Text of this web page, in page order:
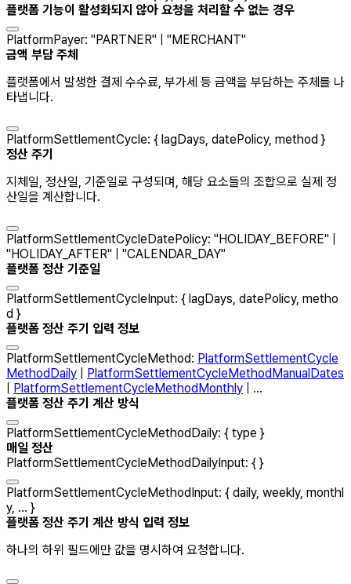
플랫폼 기능이 활성화되지 않아 요청을 처리할 수 없는 경우
PlatformPayer: "PARTNER" "MERCHANT"
금액 부담 주체
플랫폼에서 발생한 결제 수수료, 부가세 등 금액을 부담하는 주체를 나
타냅니다.
PlatformSettlementCycle: { lagDays, datePolicy, method }
정산 주기
지체일, 정산일, 기준일로 구성되며, 해당 요소들의 조합으로 실제 정
산일을 계산합니다.
PlatformSettlementCycleDatePolicy: "HOLIDAY_BEFORE"
"HOLIDAY_AFTER" "CALENDAR_DAY"
플랫폼 정산 기준일
PlatformSettlementCycleInput: { lagDays, datePolicy, metho
d }
플랫폼 정산 주기 입력 정보
PlatformSettlementCycleMethod: PlatformSettlementCycle
MethodDaily
PlatformSettlementCycleMethodManualDates
PlatformSettlementCycleMethodMonthly | ...
플랫폼 정산 주기 계산 방식
PlatformSettlementCycleMethodDaily: { type }
매일 정산
PlatformSettlementCycleMethodDailyInput: { }
PlatformSettlementCycleMethodInput: { daily, weekly, monthl
y, ... }
플랫폼 정산 주기 계산 방식 입력 정보
하나의 하위 필드에만 값을 명시하여 요청합니다.